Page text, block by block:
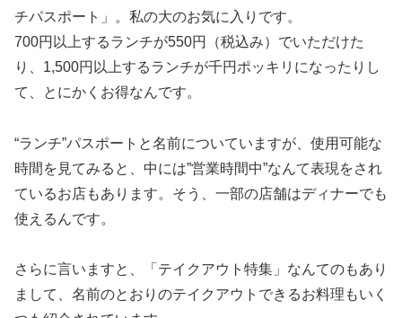
チパスポート」。私の大のお気に入りです。
700円以上するランチが550円（税込み）でいただけた
り、1,500円以上するランチが千円ポッキリになったりし
て、とにかくお得なんです。
“ランチ”パスポートと名前についていますが、使用可能な
時間を見てみると、中には”営業時間中”なんて表現をされ
ているお店もあります。そう、一部の店舗はディナーでも
使えるんです。
さらに言いますと、「テイクアウト特集」なんてのもあり
まして、名前のとおりのテイクアウトできるお料理もいく